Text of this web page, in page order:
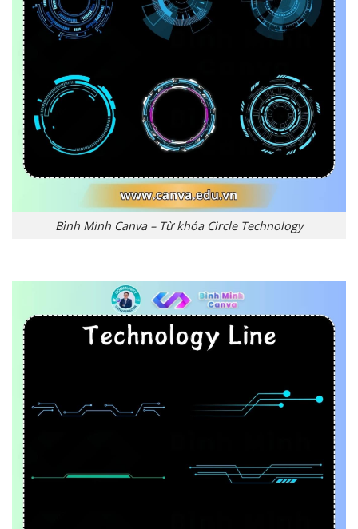
Bình Minh Canva – Từ khóa Circle Technology